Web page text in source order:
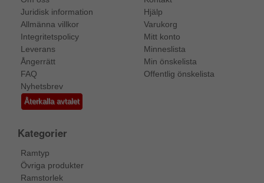
Juridisk information
Allmänna villkor
Integritetspolicy
Leverans
Ångerrätt
FAQ
Nyhetsbrev
Återkalla avtalet
Hjälp
Varukorg
Mitt konto
Minneslista
Min önskelista
Offentlig önskelista
Kategorier
Ramtyp
Övriga produkter
Ramstorlek